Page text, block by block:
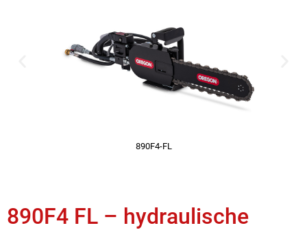
890F4-FL
890F4 FL – hydraulische